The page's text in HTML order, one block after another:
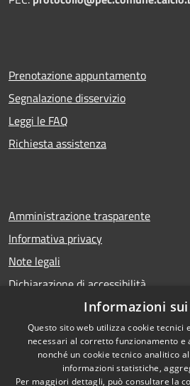
Prenotazione appuntamento
Segnalazione disservizio
Leggi le FAQ
Richiesta assistenza
Amministrazione trasparente
Informativa privacy
Note legali
Dichiarazione di accessibilità
RSS
Accessibilità
Privacy
Informazioni
Questo sito web utilizza cookie tecnici
necessari al corretto funzionamento e
nonché un cookie tecnico analitico
informazioni statistiche,
Per maggiori dettagli, può consultare la